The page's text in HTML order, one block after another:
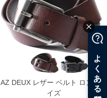
AZ DEUX レザー ベルト ロングサ
イズ